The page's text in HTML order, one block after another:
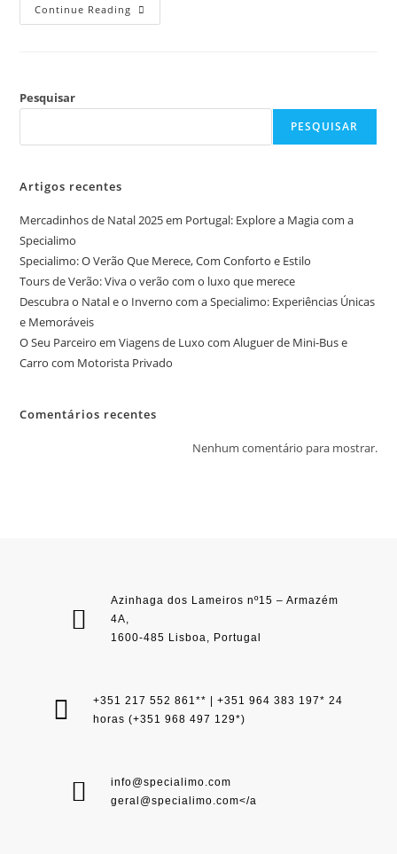
Continue Reading
Pesquisar
PESQUISAR
Artigos recentes
Mercadinhos de Natal 2025 em Portugal: Explore a Magia com a
Specialimo
Specialimo: O Verão Que Merece, Com Conforto e Estilo
Tours de Verão: Viva o verão com o luxo que merece
Descubra o Natal e o Inverno com a Specialimo: Experiências Únicas
e Memoráveis
O Seu Parceiro em Viagens de Luxo com Aluguer de Mini-Bus e
Carro com Motorista Privado
Comentários recentes
Nenhum comentário para mostrar.
Azinhaga dos Lameiros nº15 – Armazém
4A,
1600-485 Lisboa, Portugal
+351 217 552 861** | +351 964 383 197* 24
horas (+351 968 497 129*)
info@specialimo.com
geral@specialimo.com</a